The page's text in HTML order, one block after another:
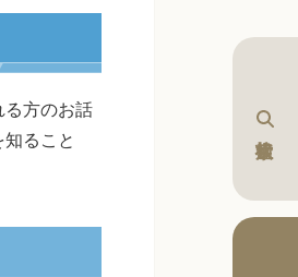
方のお話
ること